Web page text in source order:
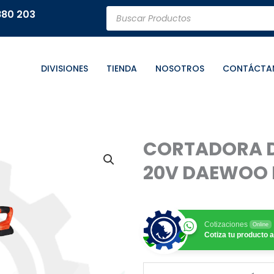
203 Búsqueda
de
productos
DIVISIONES TIENDA NOSOTROS
CORTADORA
20V
Cotizaciones Online
Cotiza tu producto